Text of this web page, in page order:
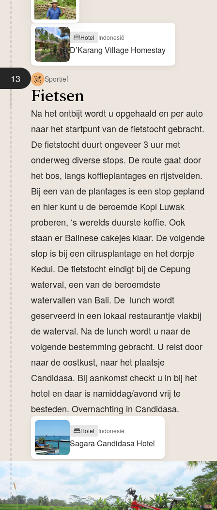
Hotel Indonesië
D’Karang Village Homestay
13 Sportief
Fietsen
Na het ontbijt wordt u opgehaald en per auto
naar het startpunt van de fietstocht gebracht.
De fietstocht duurt ongeveer 3 uur met
onderweg diverse stops. De route gaat door
het bos, langs koffieplantages en rijstvelden.
Bij een van de plantages is een stop gepland
en hier kunt u de beroemde Kopi Luwak
proberen, ‘s werelds duurste koffie. Ook
staan er Balinese cakejes klaar. De volgende
stop is bij een citrusplantage en het dorpje
Kedui. De fietstocht eindigt bij de Cepung
waterval, een van de beroemdste
watervallen van Bali. De lunch wordt
geserveerd in een lokaal restaurantje vlakbij
de waterval. Na de lunch wordt u naar de
volgende bestemming gebracht. U reist door
naar de oostkust, naar het plaatsje
Candidasa. Bij aankomst checkt u in bij het
hotel en daar is namiddag/avond vrij te
besteden. Overnachting in Candidasa.
Hotel Indonesië
Sagara Candidasa Hotel